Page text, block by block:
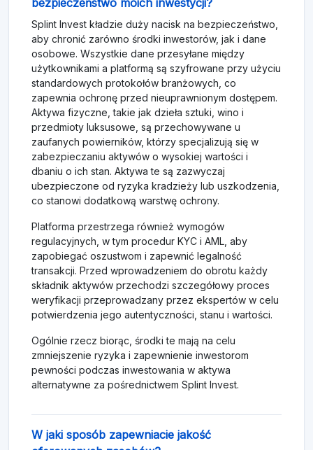
bezpieczeństwo moich inwestycji?
Splint Invest kładzie duży nacisk na bezpieczeństwo,
aby chronić zarówno środki inwestorów, jak i dane
osobowe. Wszystkie dane przesyłane między
użytkownikami a platformą są szyfrowane przy użyciu
standardowych protokołów branżowych, co
zapewnia ochronę przed nieuprawnionym dostępem.
Aktywa fizyczne, takie jak dzieła sztuki, wino i
przedmioty luksusowe, są przechowywane u
zaufanych powierników, którzy specjalizują się w
zabezpieczaniu aktywów o wysokiej wartości i
dbaniu o ich stan. Aktywa te są zazwyczaj
ubezpieczone od ryzyka kradzieży lub uszkodzenia,
co stanowi dodatkową warstwę ochrony.
Platforma przestrzega również wymogów
regulacyjnych, w tym procedur KYC i AML, aby
zapobiegać oszustwom i zapewnić legalność
transakcji. Przed wprowadzeniem do obrotu każdy
składnik aktywów przechodzi szczegółowy proces
weryfikacji przeprowadzany przez ekspertów w celu
potwierdzenia jego autentyczności, stanu i wartości.
Ogólnie rzecz biorąc, środki te mają na celu
zmniejszenie ryzyka i zapewnienie inwestorom
pewności podczas inwestowania w aktywa
alternatywne za pośrednictwem Splint Invest.
W jaki sposób zapewniacie jakość